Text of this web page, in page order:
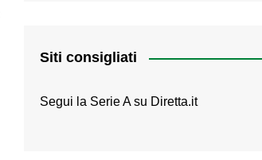
Siti consigliati
Segui la Serie A su Diretta.it